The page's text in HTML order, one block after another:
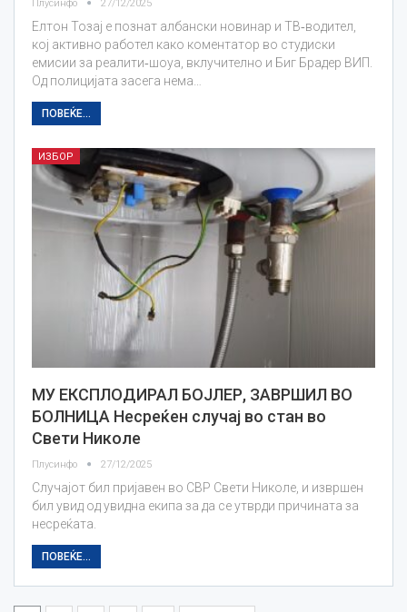
Плусинфо 27/12/2025
Елтон Тозај е познат албански новинар и ТВ‑водител,
кој активно работел како коментатор во студиски
емисии за реалити‑шоуа, вклучително и Биг Брадер ВИП.
Од полицијата засега нема…
ПОВЕЌЕ...
ИЗБОР
МУ ЕКСПЛОДИРАЛ БОЈЛЕР, ЗАВРШИЛ ВО
БОЛНИЦА Несреќен случај во стан во
Свети Николе
Плусинфо 27/12/2025
Случајот бил пријавен во СВР Свети Николе, и извршен
бил увид од увидна екипа за да се утврди причината за
несреќата.
ПОВЕЌЕ...